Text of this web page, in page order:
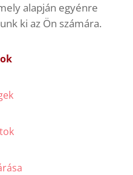
alapján egyénre
ki az Ön számára.
helyiségek adatait
kérdésekre a
adatait, és
találja, küldje el